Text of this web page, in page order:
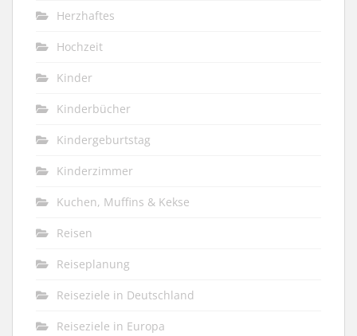
Herzhaftes
Hochzeit
Kinder
Kinderbücher
Kindergeburtstag
Kinderzimmer
Kuchen, Muffins & Kekse
Reisen
Reiseplanung
Reiseziele in Deutschland
Reiseziele in Europa